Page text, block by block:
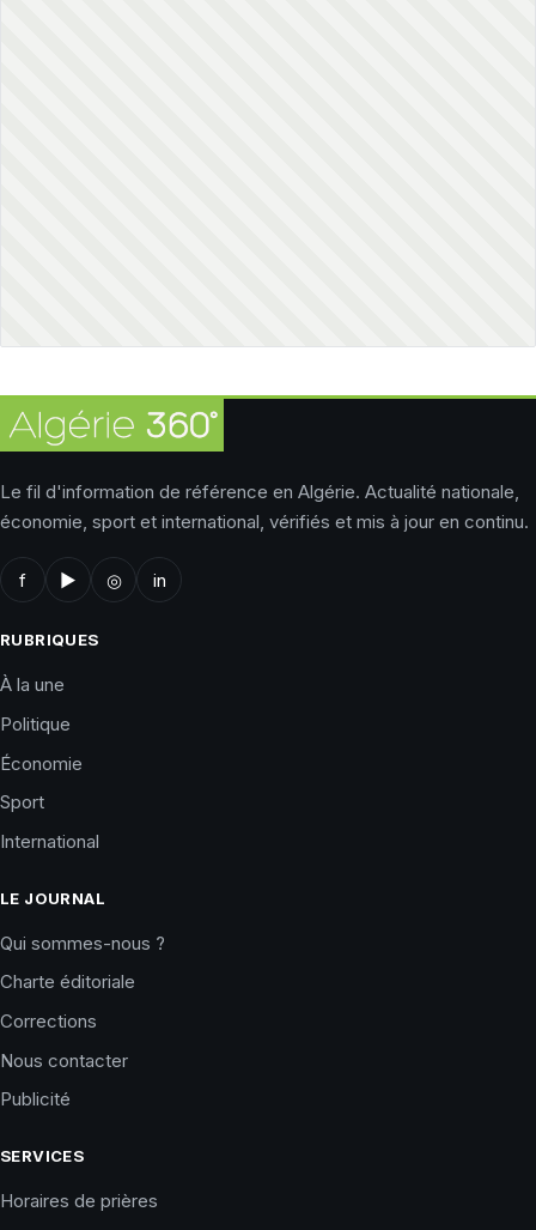
Le fil d'information de référence en Algérie. Actualité nationale,
économie, sport et international, vérifiés et mis à jour en continu.
f ▶ ◎ in
RUBRIQUES
À la une
Politique
Économie
Sport
International
LE JOURNAL
Qui sommes-nous ?
Charte éditoriale
Corrections
Nous contacter
Publicité
SERVICES
Horaires de prières